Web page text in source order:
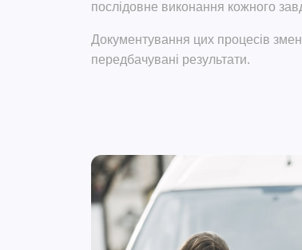
послідовне виконання кожного
Документування цих процесів
передбачувані результати.